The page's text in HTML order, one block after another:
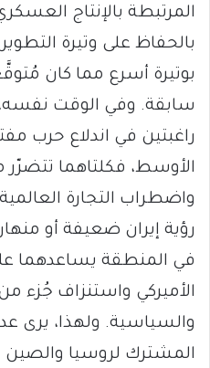
المرتبطة بالإنتاج
بالحفاظ على وتيرة التطوير
بوتيرة أسرع مما كان
سابقة. وفي الوقت نفسه،
راغبتين في اندلاع حرب
الأوسط، فكلتاهما تتضرّر
واضطراب التجارة
رؤية إيران ضعيفة أو
في المنطقة يساعدهما
الأميركي واستنزاف جُزء
والسياسية. ولهذا، يرى
المشترك لروسيا